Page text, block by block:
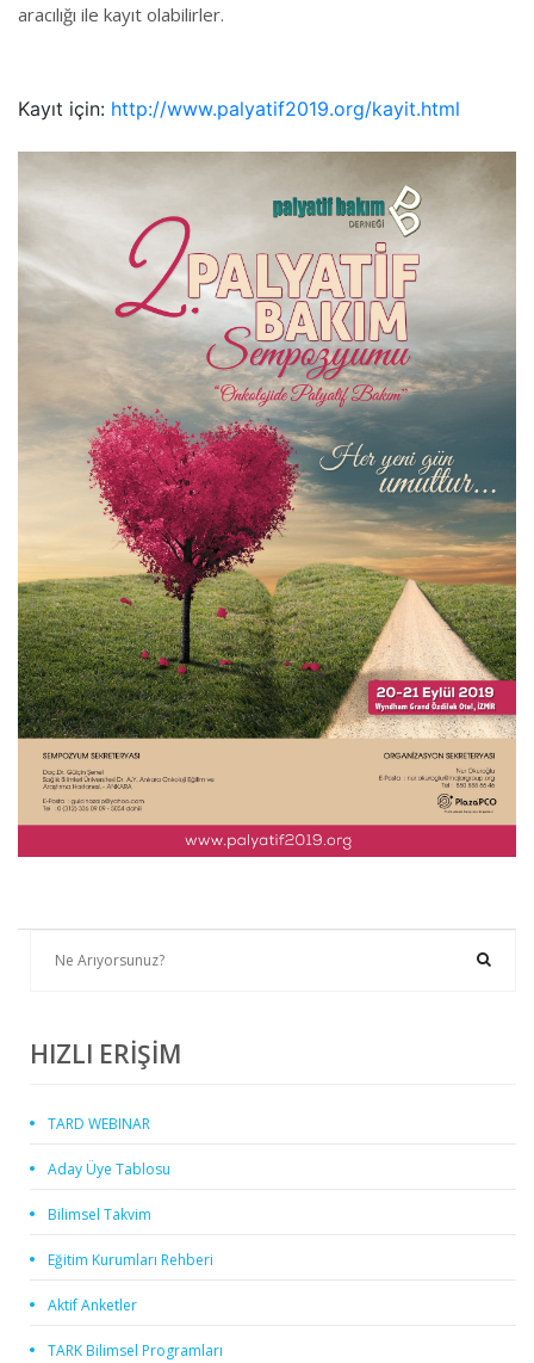
aracılığı ile kayıt olabilirler.
Kayıt için: http://www.palyatif2019.org/kayit.html
HIZLI ERİŞİM
TARD WEBINAR
Aday Üye Tablosu
Bilimsel Takvim
Eğitim Kurumları Rehberi
Aktif Anketler
TARK Bilimsel Programları